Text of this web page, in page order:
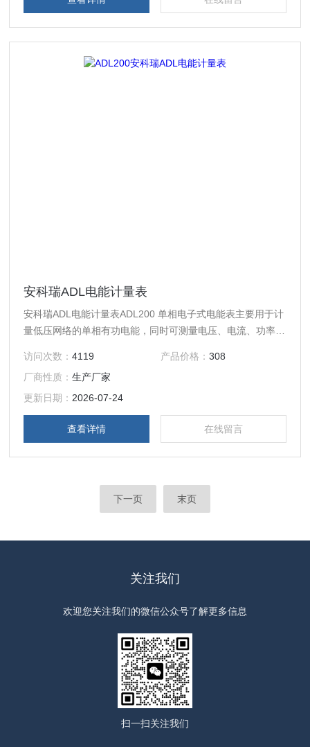
安科瑞ADL电能计量表
安科瑞ADL电能计量表ADL200 单相电子式电能表主要用于计
量低压网络的单相有功电能，同时可测量电压、电流、功率等
集抄和管理。可灵活安装于配电箱内，实现对不同区域和不同
负荷的分项电能计量统计和分析 。
访问次数：4119 产品价格： 308
厂商性质：生产厂家
更新日期： 2026-07-24
查看详情 在线留言
下一页 末页
关注我们
欢迎您关注我们的微信公众号了解更多信息
扫一扫关注我们